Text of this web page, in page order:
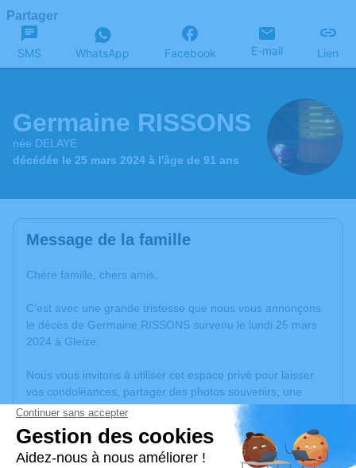
Partager
SMS WhatsApp Facebook E-mail Lien
Germaine RISSONS
née DELAYE
décédée le 25 mars 2024 à l'âge de 91 ans
Message de la famille
Chère famille, chers amis,
C’est avec une grande tristesse que nous vous annonçons
le décès de Germaine RISSONS survenu le lundi 25 mars
2024 à Gleize.
Nous vous invitons à utiliser cet espace privé pour laisser
vos condoléances, partager des photos souvenirs, une
anecdote ou exprimer vos pensées à travers des poèmes
ou des textes. Cet endroit est un lieu d'expression dédié à
honorer la mémoire de Germaine RISSONS.